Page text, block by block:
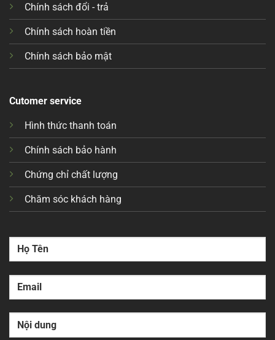
Chính sách đổi - trả
Chính sách hoàn tiền
Chính sách bảo mật
Cutomer service
Hình thức thanh toán
Chính sách bảo hành
Chứng chỉ chất lượng
Chăm sóc khách hàng